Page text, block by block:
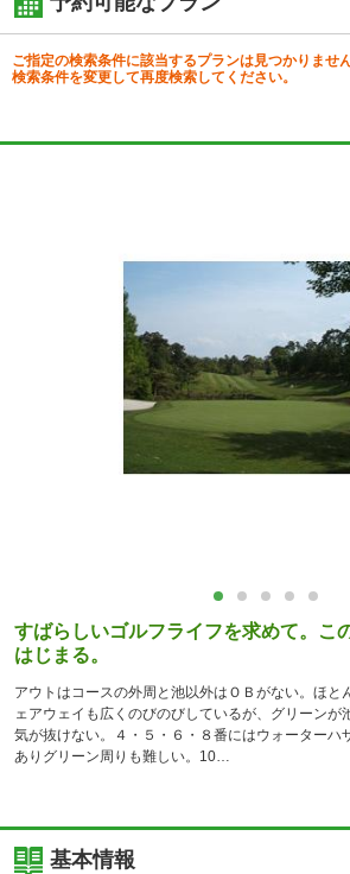
ご指定の検索条件に該当するプランは見つかりませ
検索条件を変更して再度検索してください。
すばらしいゴルフライフを求めて。こ
はじまる。
アウトはコースの外周と池以外はＯＢがない。ほと
ェアウェイも広くのびのびしているが、グリーンが
気が抜けない。４・５・６・８番にはウォーターハ
ありグリーン周りも難しい。10
基本情報